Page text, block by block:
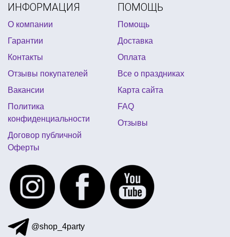
прикольные подтяжки купить
купить воздушные шары металлик
атрибутика для дня рождения взрослых
декор девичника
гламурная вечеринка
все для детской пиратской вечеринки
скатерть на хэллоуин купить
карнавальные атрибуты галстук купить украина
японская вечеринка
фольгированные шары с гелием киев недорого
купить флаг украины
украшение к 8 марта шарами
ИНФОРМАЦИЯ
О компании
Гарантии
Контакты
Отзывы покупателей
Вакансии
Политика
конфиденциальности
Договор публичной
Оферты
ПОМОЩЬ
Помощь
Доставка
Оплата
Все о праздниках
Карта сайта
FAQ
Отзывы
@shop_4party